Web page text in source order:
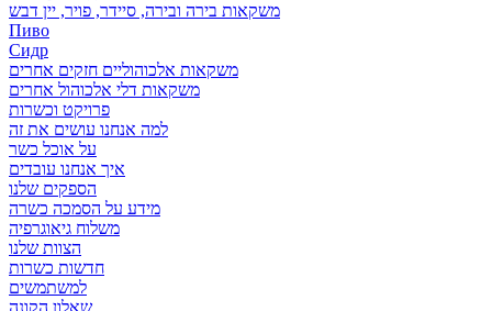
משקאות בירה ובירה, סיידר, פויר, יין דבש
Пиво
Сидр
משקאות אלכוהוליים חזקים אחרים
משקאות דלי אלכוהול אחרים
פרויקט וכשרות
למה אנחנו עושים את זה
על אוכל כשר
איך אנחנו עובדים
הספקים שלנו
מידע על הסמכה כשרה
משלוח גיאוגרפיה
הצוות שלנו
חדשות כשרות
למשתמשים
שאלון הקונה